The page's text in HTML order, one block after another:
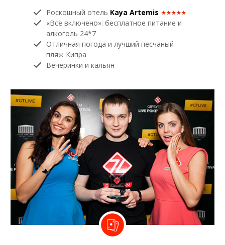
Роскошный отель Kaya Artemis
«Всё включено»: бесплатное питание и
алкоголь 24*7
Отличная погода и лучший песчаный
пляж Кипра
Вечеринки и кальян